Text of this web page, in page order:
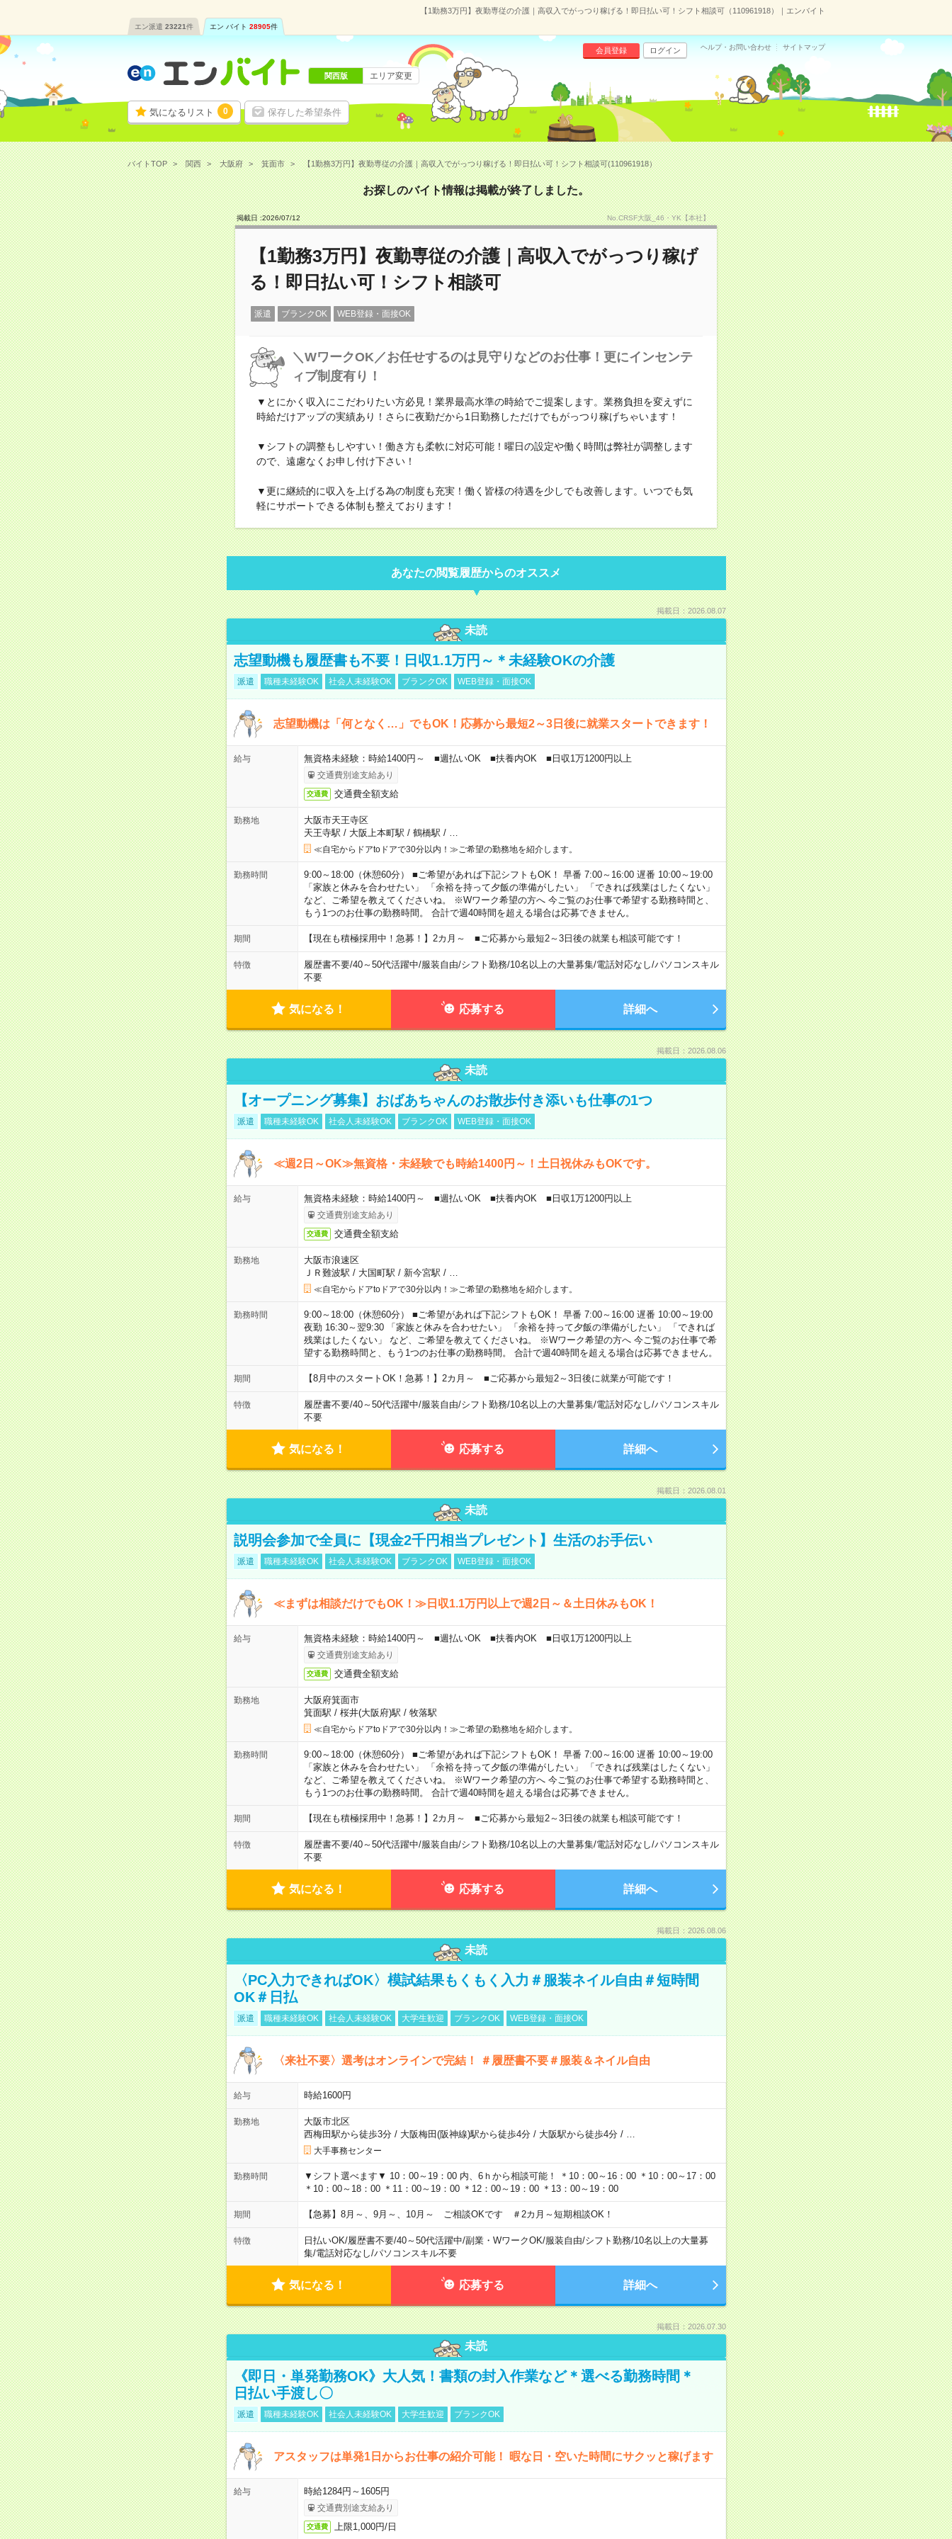
【1勤務3万円】夜勤専従の介護｜高収入でがっつり稼げる！即日払い可！シフト相談可（110961918）｜エンバイト
エン派遣 23221件 エン バイト 28905件
気になるリスト 0 保存した希望条件
会員登録 ログイン ヘルプ・お問い合わせ サイトマップ
関西版 エリア変更
バイトTOP 関西 大阪府 箕面市 【1勤務3万円】夜勤専従の介護｜高収入でがっつり稼げる！即日払い可！シフト相談可(110961918）
お探しのバイト情報は掲載が終了しました。
掲載日 :2026/07/12 No.CRSF大阪_46・YK【本社】
【1勤務3万円】夜勤専従の介護｜高収入でがっつり稼げ
る！即日払い可！シフト相談可
派遣 ブランクOK WEB登録・面接OK
＼WワークOK／お任せするのは見守りなどのお仕事！更にインセンテ
ィブ制度有り！
▼とにかく収入にこだわりたい方必見！業界最高水準の時給でご提案します。業務負担を変えずに
時給だけアップの実績あり！さらに夜勤だから1日勤務しただけでもがっつり稼げちゃいます！
▼シフトの調整もしやすい！働き方も柔軟に対応可能！曜日の設定や働く時間は弊社が調整します
ので、遠慮なくお申し付け下さい！
▼更に継続的に収入を上げる為の制度も充実！働く皆様の待遇を少しでも改善します。いつでも気
軽にサポートできる体制も整えております！
あなたの閲覧履歴からのオススメ
掲載日：2026.08.07
未読
志望動機も履歴書も不要！日収1.1万円～＊未経験OKの介護
派遣 職種未経験OK 社会人未経験OK ブランクOK WEB登録・面接OK
志望動機は「何となく…」でもOK！応募から最短2～3日後に就業スタートできます！
給与 無資格未経験：時給1400円～ ■週払いOK ■扶養内OK ■日収1万1200円以上
交通費別途支給あり
交通費 交通費全額支給
勤務地
大阪市天王寺区
天王寺駅 / 大阪上本町駅 / 鶴橋駅 /
≪自宅からドアtoドアで30分以内！≫ご希望の勤務地を紹介します。
勤務時間
9:00～18:00（休憩60分） ■ご希望があれば下記シフトもOK！ 早番 7:00～16:00 遅番 10:00～19:00
「家族と休みを合わせたい」 「余裕を持って夕飯の準備がしたい」 「できれば残業はしたくない」
など、ご希望を教えてくださいね。 ※Wワーク希望の方へ 今ご覧のお仕事で希望する勤務時間と、
もう1つのお仕事の勤務時間。 合計で週40時間を超える場合は応募できません。
期間 【現在も積極採用中！急募！】2カ月～ ■ご応募から最短2～3日後の就業も相談可能です！
特徴 履歴書不要/40～50代活躍中/服装自由/シフト勤務/10名以上の大量募集/電話対応なし/パソコンスキル
不要
気になる！ 応募する 詳細へ
掲載日：2026.08.06
未読
【オープニング募集】おばあちゃんのお散歩付き添いも仕事の1つ
派遣 職種未経験OK 社会人未経験OK ブランクOK WEB登録・面接OK
≪週2日～OK≫無資格・未経験でも時給1400円～！土日祝休みもOKです。
給与 無資格未経験：時給1400円～ ■週払いOK ■扶養内OK ■日収1万1200円以上
交通費別途支給あり
交通費 交通費全額支給
勤務地
大阪市浪速区
ＪＲ難波駅 / 大国町駅 / 新今宮駅 /
≪自宅からドアtoドアで30分以内！≫ご希望の勤務地を紹介します。
勤務時間
9:00～18:00（休憩60分） ■ご希望があれば下記シフトもOK！ 早番 7:00～16:00 遅番 10:00～19:00
夜勤 16:30～翌9:30 「家族と休みを合わせたい」 「余裕を持って夕飯の準備がしたい」 「できれば
残業はしたくない」 など、ご希望を教えてくださいね。 ※Wワーク希望の方へ 今ご覧のお仕事で希
望する勤務時間と、もう1つのお仕事の勤務時間。 合計で週40時間を超える場合は応募できません。
期間 【8月中のスタートOK！急募！】2カ月～ ■ご応募から最短2～3日後に就業が可能です！
特徴 履歴書不要/40～50代活躍中/服装自由/シフト勤務/10名以上の大量募集/電話対応なし/パソコンスキル
不要
気になる！ 応募する 詳細へ
掲載日：2026.08.01
未読
説明会参加で全員に【現金2千円相当プレゼント】生活のお手伝い
派遣 職種未経験OK 社会人未経験OK ブランクOK WEB登録・面接OK
≪まずは相談だけでもOK！≫日収1.1万円以上で週2日～＆土日休みもOK！
給与 無資格未経験：時給1400円～ ■週払いOK ■扶養内OK ■日収1万1200円以上
交通費別途支給あり
交通費 交通費全額支給
勤務地
大阪府箕面市
箕面駅 / 桜井(大阪府)駅 / 牧落駅
≪自宅からドアtoドアで30分以内！≫ご希望の勤務地を紹介します。
勤務時間
9:00～18:00（休憩60分） ■ご希望があれば下記シフトもOK！ 早番 7:00～16:00 遅番 10:00～19:00
「家族と休みを合わせたい」 「余裕を持って夕飯の準備がしたい」 「できれば残業はしたくない」
など、ご希望を教えてくださいね。 ※Wワーク希望の方へ 今ご覧のお仕事で希望する勤務時間と、
もう1つのお仕事の勤務時間。 合計で週40時間を超える場合は応募できません。
期間 【現在も積極採用中！急募！】2カ月～ ■ご応募から最短2～3日後の就業も相談可能です！
特徴 履歴書不要/40～50代活躍中/服装自由/シフト勤務/10名以上の大量募集/電話対応なし/パソコンスキル
不要
気になる！ 応募する 詳細へ
掲載日：2026.08.06
未読
〈PC入力できればOK〉模試結果もくもく入力＃服装ネイル自由＃短時間
OK＃日払
派遣 職種未経験OK 社会人未経験OK 大学生歓迎 ブランクOK WEB登録・面接OK
〈来社不要〉選考はオンラインで完結！ ＃履歴書不要＃服装＆ネイル自由
給与 時給1600円
勤務地
大阪市北区
西梅田駅から徒歩3分/ 大阪梅田(阪神線)駅から徒歩4分/ 大阪駅から徒歩4分/
大手事務センター
勤務時間
▼シフト選べます▼ 10：00～19：00 内、6ｈから相談可能！ ＊10：00～16：00 ＊10：00～17：00
＊10：00～18：00 ＊11：00～19：00 ＊12：00～19：00 ＊13：00～19：00
期間 【急募】8月～、9月～、10月～ ご相談OKです ＃2カ月～短期相談OK！
特徴 日払いOK/履歴書不要/40～50代活躍中/副業・WワークOK/服装自由/シフト勤務/10名以上の大量募
集/電話対応なし/パソコンスキル不要
気になる！ 応募する 詳細へ
掲載日：2026.07.30
未読
《即日・単発勤務OK》大人気！書類の封入作業など＊選べる勤務時間＊
日払い手渡し〇
派遣 職種未経験OK 社会人未経験OK 大学生歓迎 ブランクOK
アスタッフは単発1日からお仕事の紹介可能！ 暇な日・空いた時間にサクッと稼げます
給与 時給1284円～1605円
交通費別途支給あり
交通費 上限1,000円/日